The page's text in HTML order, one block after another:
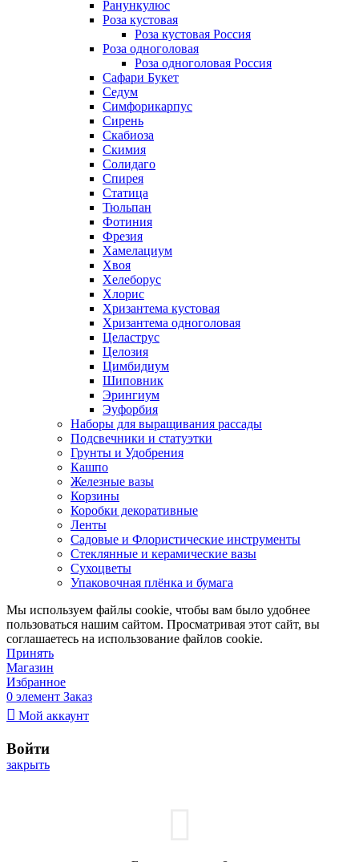
Ранункулюс
Роза кустовая
Роза кустовая Россия
Роза одноголовая
Роза одноголовая Россия
Сафари Букет
Седум
Симфорикарпус
Сирень
Скабиоза
Скимия
Солидаго
Спирея
Статица
Тюльпан
Фотиния
Фрезия
Хамелациум
Хвоя
Хелеборус
Хлорис
Хризантема кустовая
Хризантема одноголовая
Целаструс
Целозия
Цимбидиум
Шиповник
Эрингиум
Эуфорбия
Наборы для выращивания рассады
Подсвечники и статуэтки
Грунты и Удобрения
Кашпо
Железные вазы
Корзины
Коробки декоративные
Ленты
Садовые и Флористические инструменты
Стеклянные и керамические вазы
Сухоцветы
Упаковочная плёнка и бумага
Мы используем файлы cookie, чтобы вам было удобнее
пользоваться нашим сайтом. Просматривая этот сайт, вы
соглашаетесь на использование файлов cookie.
Принять
Магазин
Избранное
0 элемент Заказ
Мой аккаунт
Войти
закрыть